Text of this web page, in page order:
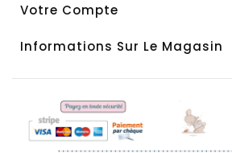
Votre Compte
Informations Sur Le Magasin